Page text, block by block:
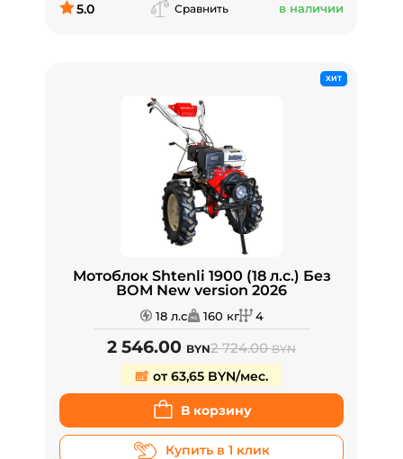
5.0 Сравнить в наличии
ХИТ
Мотоблок Shtenli 1900 (18 л.с.) Без
ВОМ New version 2026
18 л.с 160 кг 4
2 546.00 BYN2 724.00BYN
от 63,65 BYN/мес.
В корзину
Купить в 1 клик